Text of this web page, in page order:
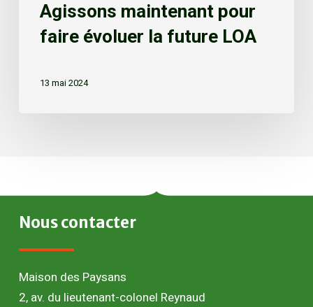
Agissons maintenant pour
faire évoluer la future LOA
13 mai 2024
Nouscontacter
Maison des Paysans
2, av. du lieutenant-colonel Reynaud